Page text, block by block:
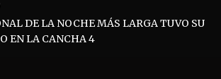
DE LA NOCHE MÁS LARGA TUVO SU
EN LA CANCHA 4